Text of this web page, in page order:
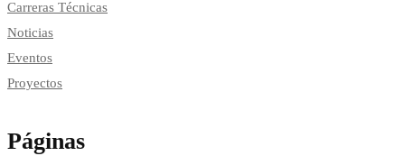
Carreras Técnicas
Noticias
Eventos
Proyectos
Páginas